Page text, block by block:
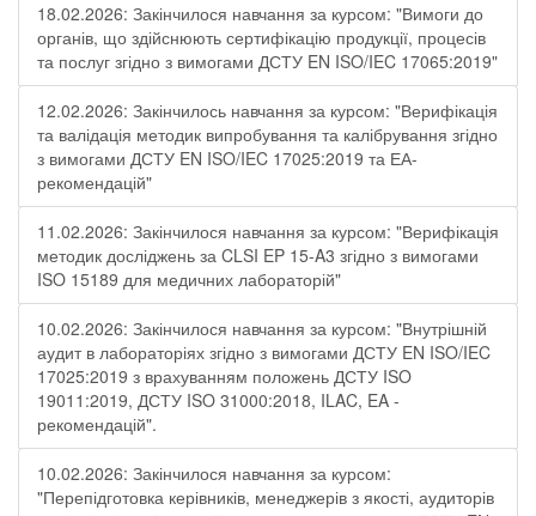
18.02.2026: Закінчилося навчання за курсом: "Вимоги до
органів, що здійснюють сертифікацію продукції, процесів
та послуг згідно з вимогами ДСТУ EN ISO/IEC 17065:2019"
12.02.2026: Закінчилось навчання за курсом: "Верифікація
та валідація методик випробування та калібрування згідно
з вимогами ДСТУ EN ISO/IEC 17025:2019 та ЕА-
рекомендацій"
11.02.2026: Закінчилося навчання за курсом: "Верифікація
методик досліджень за CLSI EP 15-A3 згідно з вимогами
ISO 15189 для медичних лабораторій"
10.02.2026: Закінчилося навчання за курсом: "Внутрішній
аудит в лабораторіях згідно з вимогами ДСТУ EN ISO/IEC
17025:2019 з врахуванням положень ДСТУ ISO
19011:2019, ДСТУ ISO 31000:2018, ILAC, EA -
рекомендацій".
10.02.2026: Закінчилося навчання за курсом:
"Перепідготовка керівників, менеджерів з якості, аудиторів